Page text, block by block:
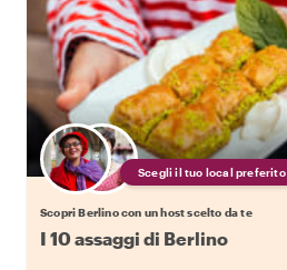
Scegli il tuo local preferito
Scopri Berlino con un host scelto da te
I 10 assaggi di Berlino